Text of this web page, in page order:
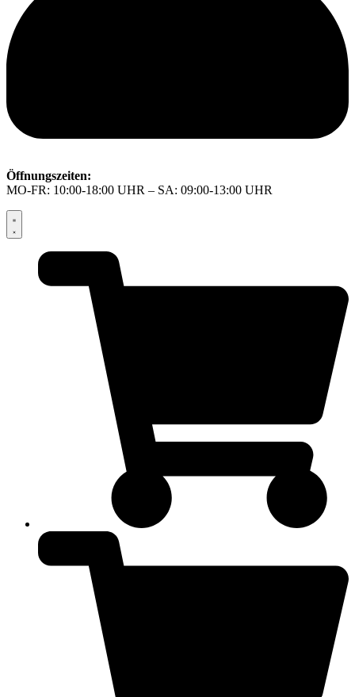
Öffnungszeiten:
MO-FR: 10:00-18:00 UHR – SA: 09:00-13:00 UHR